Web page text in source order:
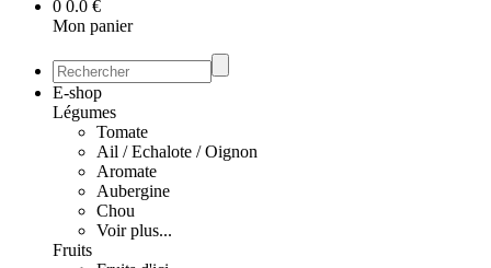
0 0.0 €
Mon panier
E-shop
Légumes
Tomate
Ail / Echalote / Oignon
Aromate
Aubergine
Chou
Voir plus...
Fruits